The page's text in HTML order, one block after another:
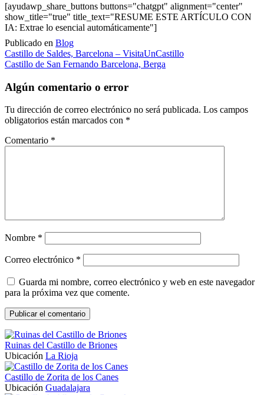
[ayudawp_share_buttons buttons="chatgpt" alignment="center"
show_title="true" title_text="RESUME ESTE ARTÍCULO CON
IA: Extrae lo esencial automáticamente"]
Publicado en Blog
Navegación
de
entradas
Castillo de Saldes, Barcelona – VisitaUnCastillo
Castillo de San Fernando Barcelona, Berga
Algún comentario o error
Tu dirección de correo electrónico no será publicada. Los campos
obligatorios están marcados con *
Comentario *
Nombre *
Correo electrónico *
Guarda mi nombre, correo electrónico y web en este navegador
para la próxima vez que comente.
Ruinas del Castillo de Briones
Ubicación La Rioja
Castillo de Zorita de los Canes
Ubicación Guadalajara